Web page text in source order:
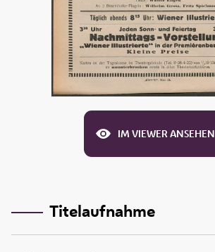
IM VIEWER ANSEHEN
Titelaufnahme